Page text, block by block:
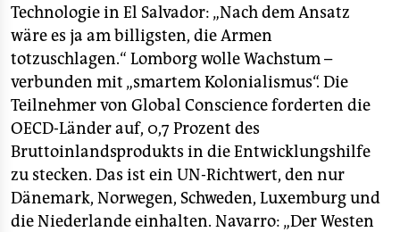
Technologie in El Salvador: „Nach dem Ansatz
wäre es ja am billigsten, die Armen
totzuschlagen.“ Lomborg wolle Wachstum –
verbunden mit „smartem Kolonialismus“. Die
Teilnehmer von Global Conscience forderten die
OECD-Länder auf, 0,7 Prozent des
Bruttoinlandsprodukts in die Entwicklungshilfe
zu stecken. Das ist ein UN-Richtwert, den nur
Dänemark, Norwegen, Schweden, Luxemburg und
die Niederlande einhalten. Navarro: „Der Westen